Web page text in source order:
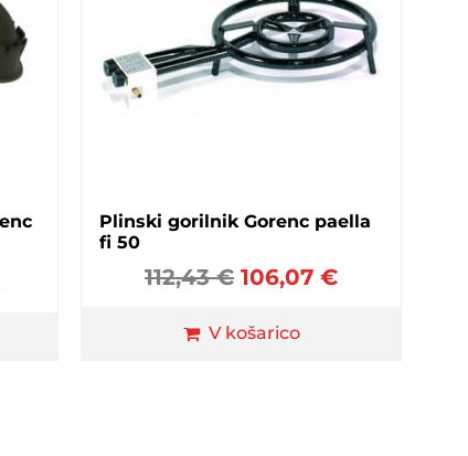
Plinski gorilnik Gorenc paella
fi 50
112,43€106,07€
V košarico